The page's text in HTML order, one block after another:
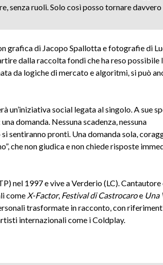
senza ruoli. Solo così posso tornare davvero
grafica di Jacopo Spallotta e fotografie di
dalla raccolta fondi che ha reso possibile
da logiche di mercato e algoritmi, si può
un’iniziativa social legata al singolo. A sue
domanda. Nessuna scadenza, nessuna
sentiranno pronti. Una domanda sola,
che non giudica e non chiede risposte
nel 1997 e vive a Verderio (LC). Cantautore
come X-Factor, Festival di Castrocaroe Una
trasformate in racconto, con
internazionali come i Coldplay.